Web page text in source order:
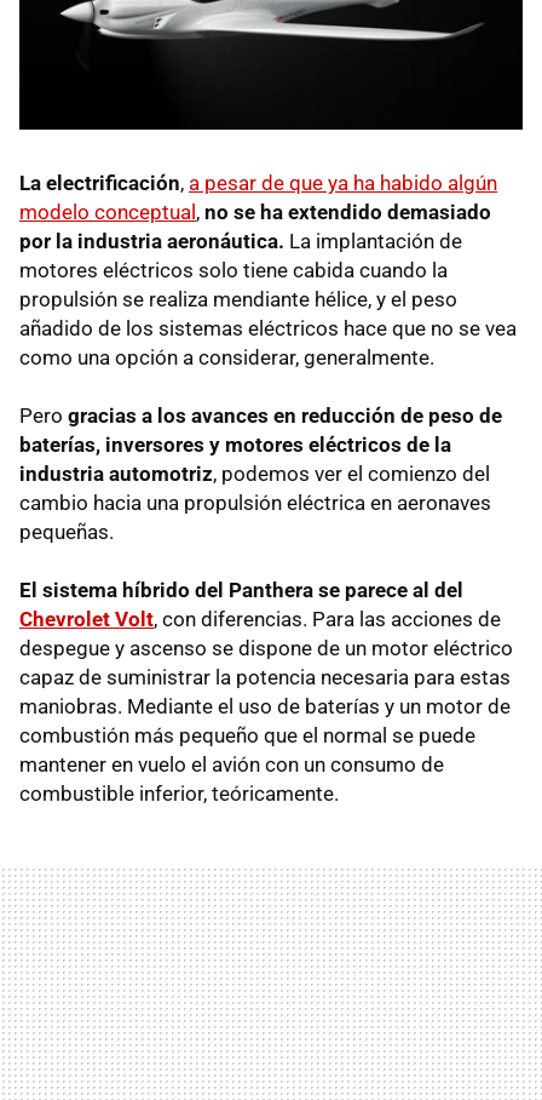
La electrificación, a pesar de que ya ha habido algún
modelo conceptual, no se ha extendido demasiado
por la industria aeronáutica. La implantación de
motores eléctricos solo tiene cabida cuando la
propulsión se realiza mendiante hélice, y el peso
añadido de los sistemas eléctricos hace que no se vea
como una opción a considerar, generalmente.
Pero gracias a los avances en reducción de peso de
baterías, inversores y motores eléctricos de la
industria automotriz, podemos ver el comienzo del
cambio hacia una propulsión eléctrica en aeronaves
pequeñas.
El sistema híbrido del Panthera se parece al del
Chevrolet Volt, con diferencias. Para las acciones de
despegue y ascenso se dispone de un motor eléctrico
capaz de suministrar la potencia necesaria para estas
maniobras. Mediante el uso de baterías y un motor de
combustión más pequeño que el normal se puede
mantener en vuelo el avión con un consumo de
combustible inferior, teóricamente.